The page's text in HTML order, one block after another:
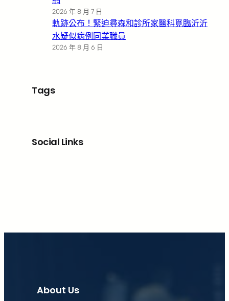
2026 年 8 月 7 日
軌跡公布！緊迫尋森和診所家醫科覓臨沂沂
水疑似病例同業職員
2026 年 8 月 6 日
Tags
Social Links
About Us